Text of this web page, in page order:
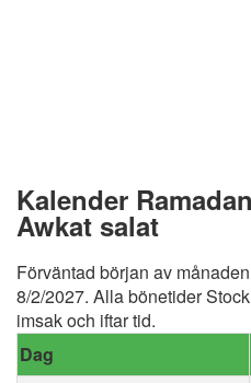
Kalender
Awkat salat
Förväntad början av månaden
8/2/2027. Alla bönetider
imsak och iftar tid.
Dag